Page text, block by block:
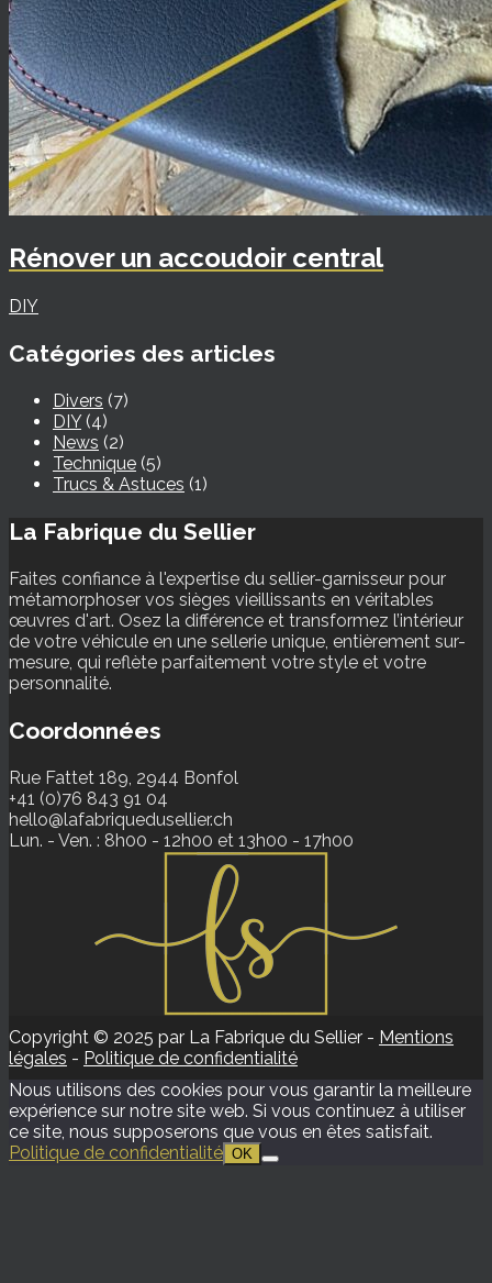
Rénover un accoudoir central
DIY
Catégories des articles
Divers (7)
DIY (4)
News (2)
Technique (5)
Trucs & Astuces (1)
La Fabrique du Sellier
Faites confiance à l'expertise du sellier-garnisseur pour
métamorphoser vos sièges vieillissants en véritables
œuvres d'art. Osez la différence et transformez l’intérieur
de votre véhicule en une sellerie unique, entièrement sur-
mesure, qui reflète parfaitement votre style et votre
personnalité.
Coordonnées
Rue Fattet 189, 2944 Bonfol
+41 (0)76 843 91 04
hello@lafabriquedusellier.ch
Lun. - Ven. : 8h00 - 12h00 et 13h00 - 17h00
Copyright © 2025 par La Fabrique du Sellier - Mentions
légales - Politique de confidentialité
Nous utilisons des cookies pour vous garantir la meilleure
expérience sur notre site web. Si vous continuez à utiliser
ce site, nous supposerons que vous en êtes satisfait.
Politique de confidentialité OK